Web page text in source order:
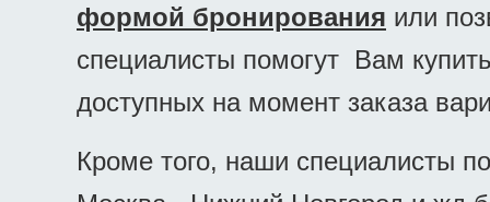
формой бронирования или
специалисты помогут Вам
доступных на момент заказа
Кроме того, наши специалисты